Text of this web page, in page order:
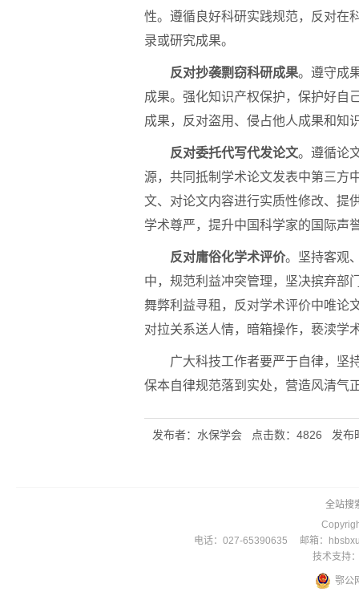
性。遵循良好科研实践规范，反对在
录或研究成果。
反对抄袭剽窃科研成果。遵守成
成果。强化知识产权保护，保护好自
成果，反对盗用、侵占他人成果和知
反对委托代写代发论文。遵循论
源，共同抵制学术论文发表中第三方
文、对论文内容进行实质性修改、提
学术尊严，提升中国科学家的国际声
反对庸俗化学术评价。坚持客观
中，规范利益冲突管理，坚决摈弃部
舞弊利益寻租，反对学术评价中唯论
对拉关系送人情，暗箱操作，亵渎学
广大科技工作者要严于自律，坚持
保本自律规范落到实处，营造风清气
发布者：水保学会 点击数：4826 发布
全站搜
电话：027-65390635 邮箱：
技术支持
鄂公